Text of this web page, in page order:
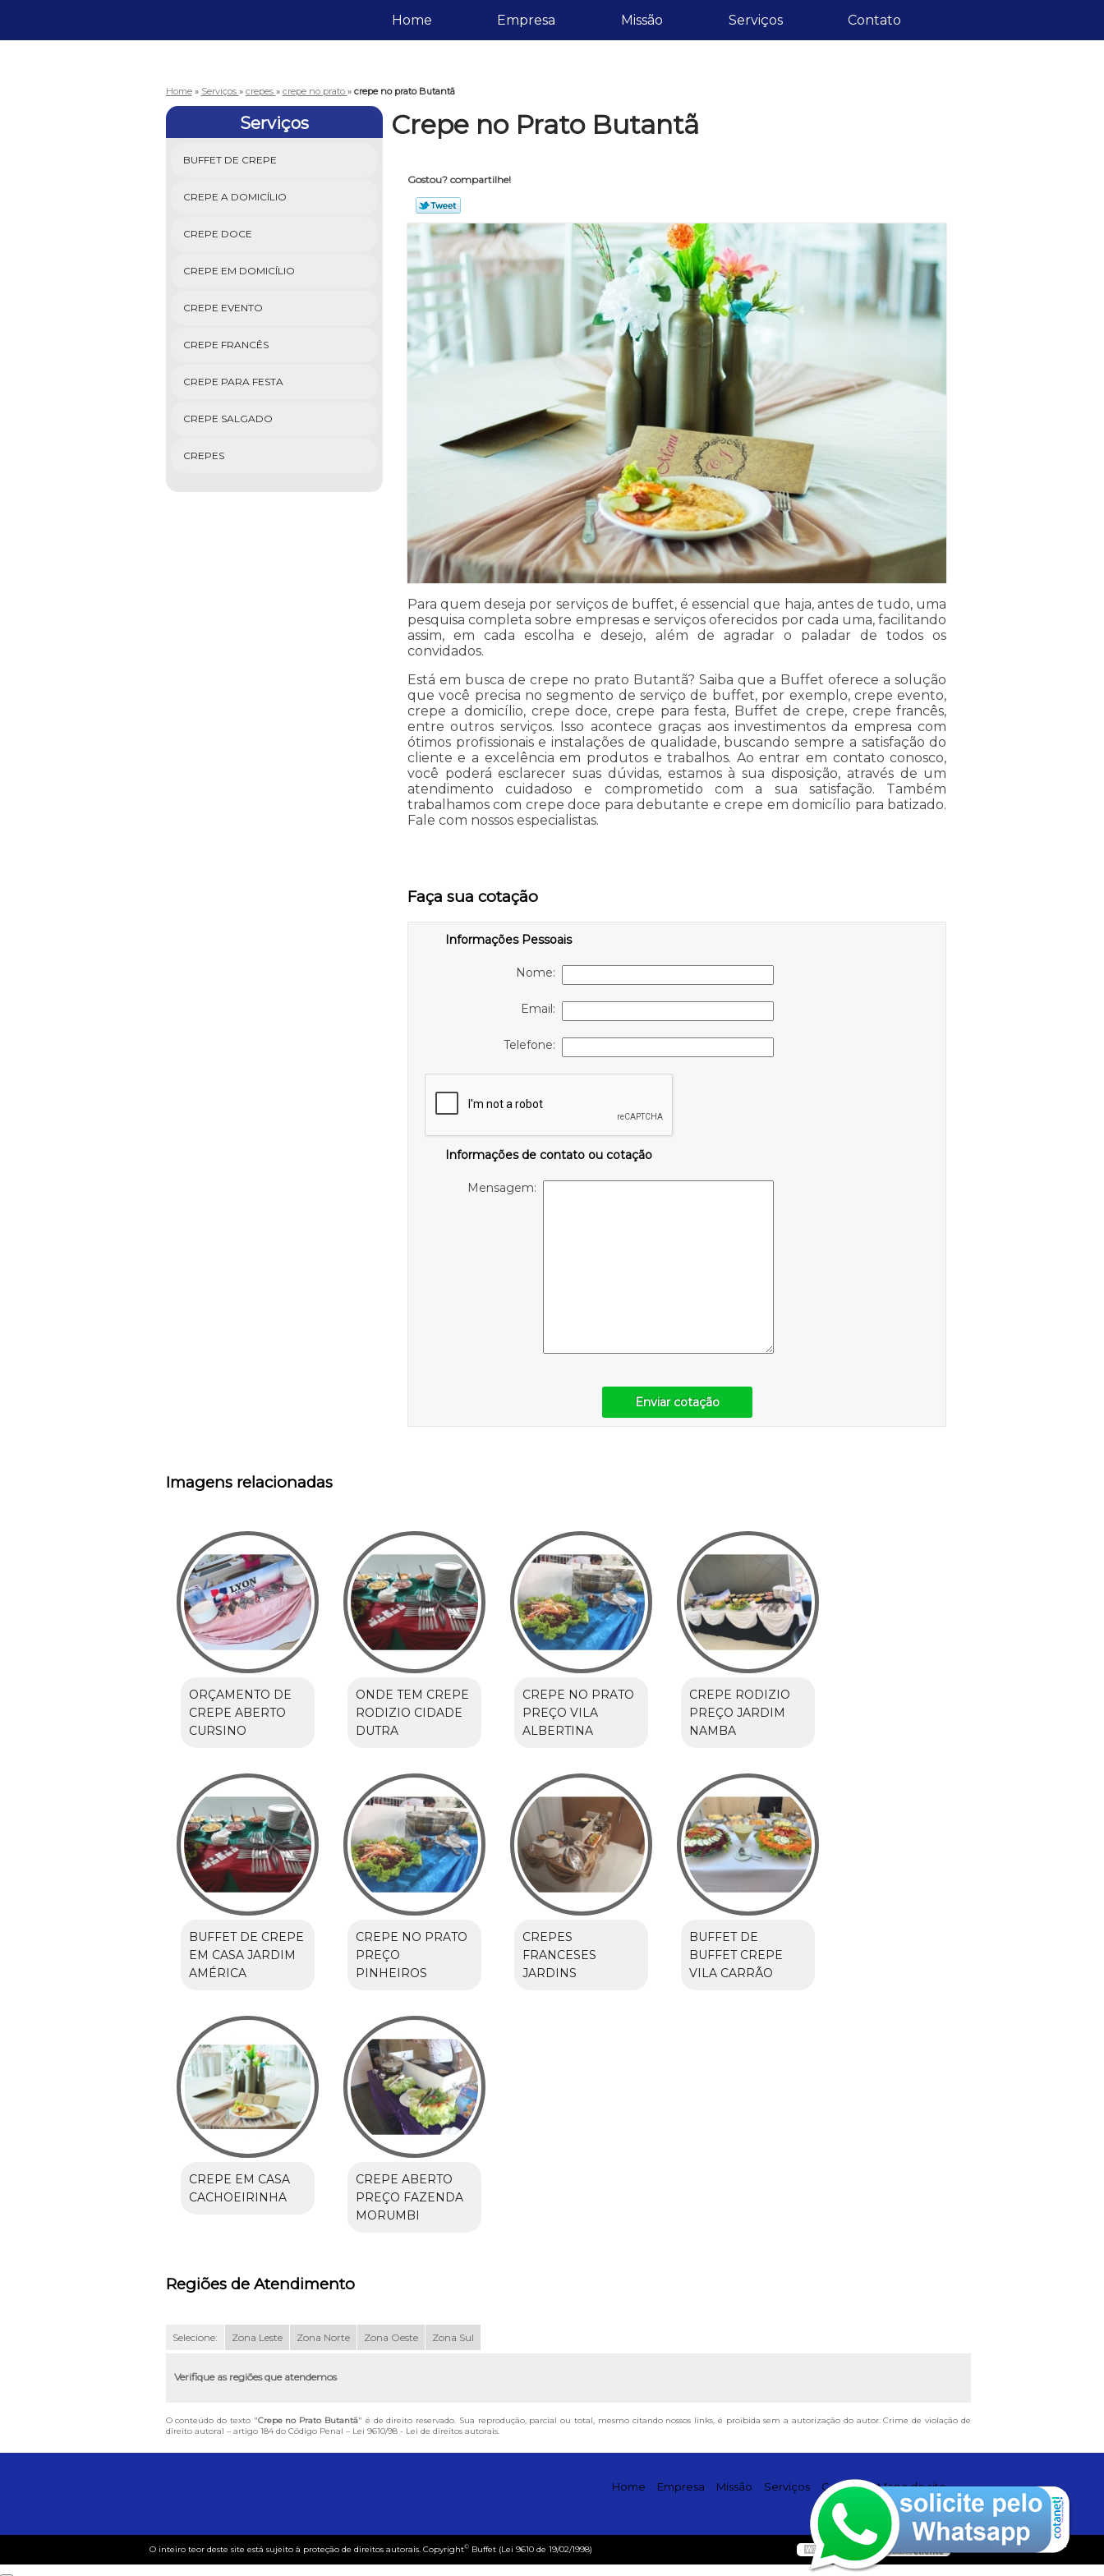
Home Empresa Missão Serviços Contato
Home » Serviços » crepes » crepe no prato » crepe no prato Butantã
Serviços
BUFFET DE CREPE
CREPE A DOMICÍLIO
CREPE DOCE
CREPE EM DOMICÍLIO
CREPE EVENTO
CREPE FRANCÊS
CREPE PARA FESTA
CREPE SALGADO
CREPES
Crepe no Prato Butantã
Gostou? compartilhe!
Para quem deseja por serviços de buffet, é essencial que haja, antes de tudo, uma
pesquisa completa sobre empresas e serviços oferecidos por cada uma, facilitando
assim, em cada escolha e desejo, além de agradar o paladar de todos os
convidados.
Está em busca de crepe no prato Butantã? Saiba que a Buffet oferece a solução
que você precisa no segmento de serviço de buffet, por exemplo, crepe evento,
crepe a domicílio, crepe doce, crepe para festa, Buffet de crepe, crepe francês,
entre outros serviços. Isso acontece graças aos investimentos da empresa com
ótimos profissionais e instalações de qualidade, buscando sempre a satisfação do
cliente e a excelência em produtos e trabalhos. Ao entrar em contato conosco,
você poderá esclarecer suas dúvidas, estamos à sua disposição, através de um
atendimento cuidadoso e comprometido com a sua satisfação. Também
trabalhamos com crepe doce para debutante e crepe em domicílio para batizado.
Fale com nossos especialistas.
Faça sua cotação
Informações Pessoais
Nome:
Email:
Telefone:
Informações de contato ou cotação
Mensagem:
Enviar cotação
Imagens relacionadas
ORÇAMENTO DE
CREPE ABERTO
CURSINO
ONDE TEM CREPE
RODIZIO CIDADE
DUTRA
CREPE NO PRATO
PREÇO VILA
ALBERTINA
CREPE RODIZIO
PREÇO JARDIM
NAMBA
BUFFET DE CREPE
EM CASA JARDIM
AMÉRICA
CREPE NO PRATO
PREÇO
PINHEIROS
CREPES
FRANCESES
JARDINS
BUFFET DE
BUFFET CREPE
VILA CARRÃO
CREPE EM CASA
CACHOEIRINHA
CREPE ABERTO
PREÇO FAZENDA
MORUMBI
Regiões de Atendimento
Selecione: Zona Leste Zona Norte Zona Oeste Zona Sul
Verifique as regiões que atendemos
O conteúdo do texto "Crepe no Prato Butantã" é de direito reservado. Sua reprodução, parcial ou total, mesmo citando nossos links, é proibida sem a autorização do autor. Crime de violação de
direito autoral – artigo 184 do Código Penal – Lei 9610/98 - Lei de direitos autorais.
Home Empresa Missão Serviços Contato Mapa do site
O inteiro teor deste site está sujeito à proteção de direitos autorais. Copyright© Buffet (Lei 9610 de 19/02/1998)